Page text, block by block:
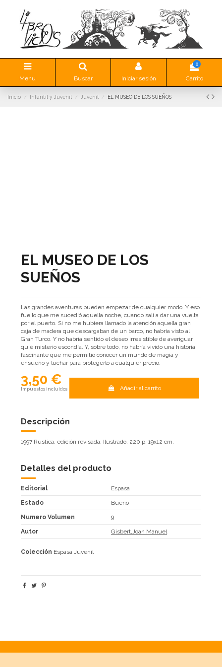
Menu Buscar Iniciar sesión
0
Carrito
Inicio Infantil y Juvenil Juvenil EL MUSEO DE LOS SUEÑOS
EL MUSEO DE LOS
SUEÑOS
Las grandes aventuras pueden empezar de cualquier modo. Y eso
fue lo que me sucedió aquella noche, cuando salí a dar una vuelta
por el puerto. Si no me hubiera llamado la atención aquella gran
caja de madera que descargaban de un barco, no habría visto al
Gran Turco. Y no habría sentido el deseo irresistible de averiguar
qu é misterio escondía. Y, sobre todo, no habría vivido una historia
fascinante que me permitió conocer un mundo de magia y
ensueño y luchar para protegerlo a cualquier precio.
3,50 €
Impuestos incluidos Añadir al carrito
Descripción
1997 Rústica, edición revisada. Ilustrado. 220 p. 19x12 cm.
Detalles del producto
Editorial Espasa
Estado Bueno
Numero Volumen 9
Autor Gisbert,Joan Manuel
Colección Espasa Juvenil